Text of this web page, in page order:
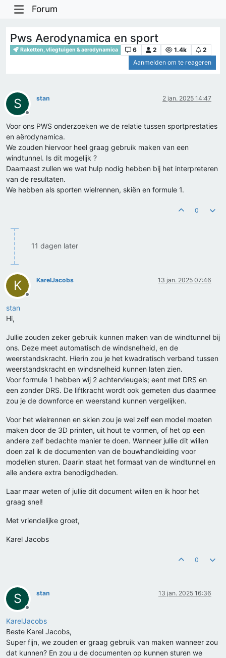
Forum
Pws Aerodynamica en sport
Raketten, vliegtuigen & aerodynamica 6 2 1.4k
2
Aanmelden om te reageren
S
Offline
stan 2 jan. 2025 14:47
Voor ons PWS onderzoeken we de relatie tussen sportprestaties
en aërodynamica.
We zouden hiervoor heel graag gebruik maken van een
windtunnel. Is dit mogelijk ?
Daarnaast zullen we wat hulp nodig hebben bij het interpreteren
van de resultaten.
We hebben als sporten wielrennen, skiën en formule 1.
0
11 dagen later
K
Offline
KarelJacobs 13 jan. 2025 07:46
stan
Hi,
Jullie zouden zeker gebruik kunnen maken van de windtunnel bij
ons. Deze meet automatisch de windsnelheid, en de
weerstandskracht. Hierin zou je het kwadratisch verband tussen
weerstandskracht en windsnelheid kunnen laten zien.
Voor formule 1 hebben wij 2 achtervleugels; eent met DRS en
een zonder DRS. De liftkracht wordt ook gemeten dus daarmee
zou je de downforce en weerstand kunnen vergelijken.
Voor het wielrennen en skien zou je wel zelf een model moeten
maken door de 3D printen, uit hout te vormen, of het op een
andere zelf bedachte manier te doen. Wanneer jullie dit willen
doen zal ik de documenten van de bouwhandleiding voor
modellen sturen. Daarin staat het formaat van de windtunnel en
alle andere extra benodigdheden.
Laar maar weten of jullie dit document willen en ik hoor het
graag snel!
Met vriendelijke groet,
Karel Jacobs
0
S
Offline
stan 13 jan. 2025 16:36
KarelJacobs
Beste Karel Jacobs,
Super fijn, we zouden er graag gebruik van maken wanneer zou
dat kunnen? En zou u de documenten op kunnen sturen we